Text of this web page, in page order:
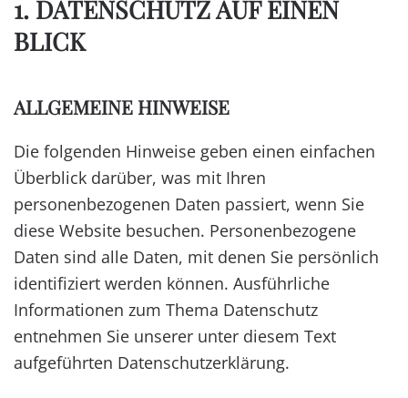
1. DATENSCHUTZ AUF EINEN
BLICK
ALLGEMEINE HINWEISE
Die folgenden Hinweise geben einen einfachen
Überblick darüber, was mit Ihren
personenbezogenen Daten passiert, wenn Sie
diese Website besuchen. Personenbezogene
Daten sind alle Daten, mit denen Sie persönlich
identifiziert werden können. Ausführliche
Informationen zum Thema Datenschutz
entnehmen Sie unserer unter diesem Text
aufgeführten Datenschutzerklärung.